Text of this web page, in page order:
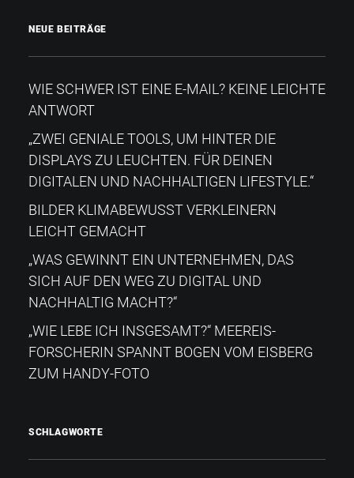
NEUE BEITRÄGE
WIE SCHWER IST EINE E-MAIL? KEINE LEICHTE
ANTWORT
„ZWEI GENIALE TOOLS, UM HINTER DIE
DISPLAYS ZU LEUCHTEN. FÜR DEINEN
DIGITALEN UND NACHHALTIGEN LIFESTYLE.“
BILDER KLIMABEWUSST VERKLEINERN
LEICHT GEMACHT
„WAS GEWINNT EIN UNTERNEHMEN, DAS
SICH AUF DEN WEG ZU DIGITAL UND
NACHHALTIG MACHT?“
„WIE LEBE ICH INSGESAMT?“​ MEEREIS-
FORSCHERIN SPANNT BOGEN VOM EISBERG
ZUM HANDY-FOTO
SCHLAGWORTE